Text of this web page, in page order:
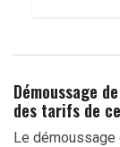
Démoussage
des tarifs de
Le démoussage